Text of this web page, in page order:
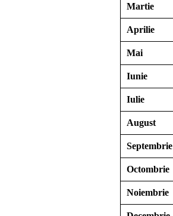
Martie
Aprilie
Mai
Iunie
Iulie
August
Septembrie
Octombrie
Noiembrie